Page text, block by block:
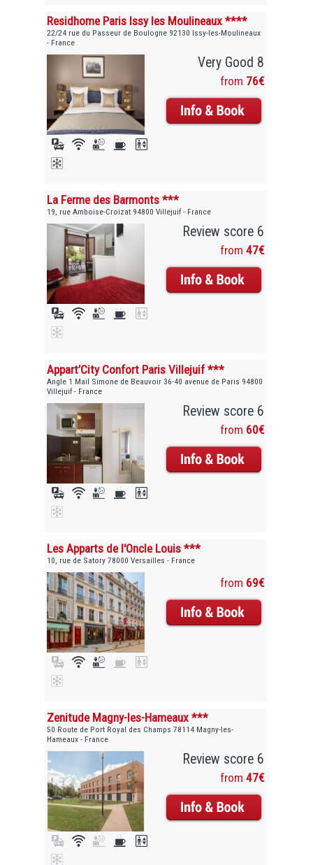
Residhome Paris Issy les Moulineaux ****
22/24 rue du Passeur de Boulogne 92130 Issy-les-Moulineaux
- France
Very Good 8
from 76€
La Ferme des Barmonts ***
19, rue Amboise-Croizat 94800 Villejuif - France
Review score 6
from 47€
Appart’City Confort Paris Villejuif ***
Angle 1 Mail Simone de Beauvoir 36-40 avenue de Paris 94800
Villejuif - France
Review score 6
from 60€
Les Apparts de l'Oncle Louis ***
10, rue de Satory 78000 Versailles - France
from 69€
Zenitude Magny-les-Hameaux ***
50 Route de Port Royal des Champs 78114 Magny-les-
Hameaux - France
Review score 6
from 47€